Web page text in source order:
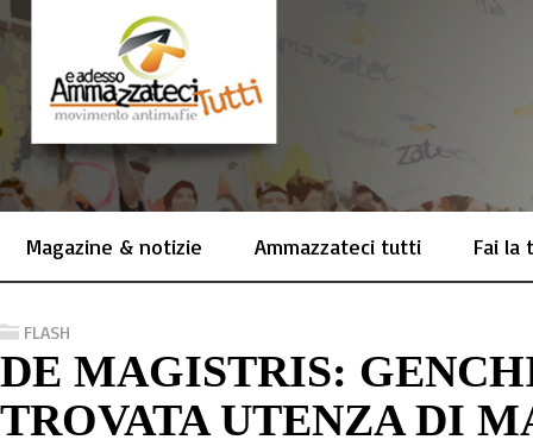
Magazine & notizie Ammazzateci tutti Fai la
FLASH
DE MAGISTRIS:
TROVATA UTENZA DI